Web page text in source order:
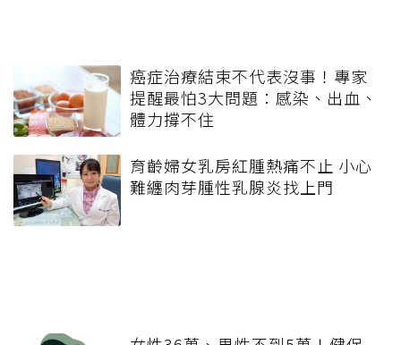
癌症治療結束不代表沒事！專家
提醒最怕3大問題：感染、出血、
體力撐不住
育齡婦女乳房紅腫熱痛不止 小心
難纏肉芽腫性乳腺炎找上門